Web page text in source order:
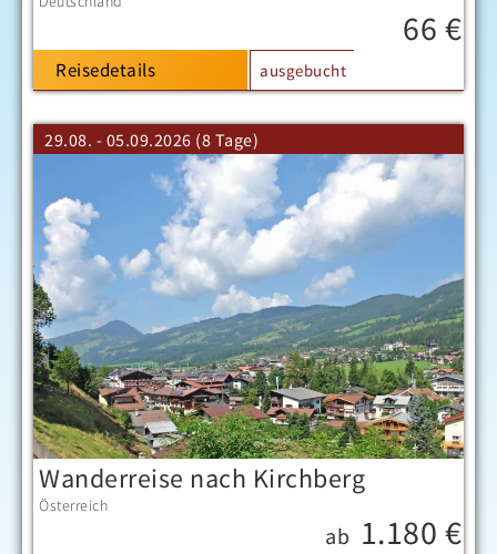
66 €
Reisedetails ausgebucht
29.08. - 05.09.2026 (8 Tage)
Wanderreise nach Kirchberg
Österreich
ab 1.180 €